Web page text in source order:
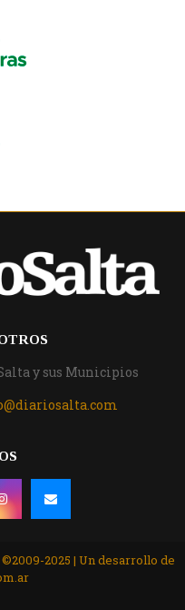
y sus Municipios
2025 | Un desarrollo de